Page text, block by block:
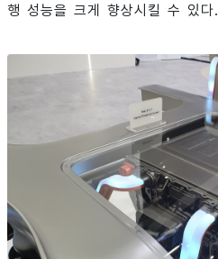
행 성능을 크게 향상시킬 수 있다.